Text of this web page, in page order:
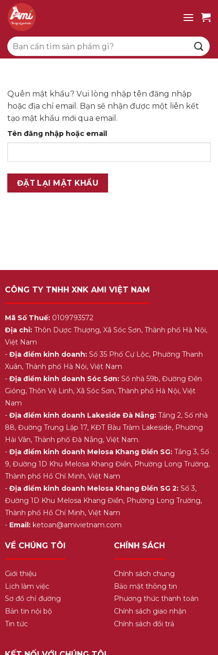
qua
dung
Tìm
kiếm:
Quên mật khẩu? Vui lòng nhập tên đăng nhập
hoặc địa chỉ email. Bạn sẽ nhận được một liên kết
tạo mật khẩu mới qua email.
Tên đăng nhập hoặc email
buộc
ĐẶT LẠI MẬT KHẨU
CÔNG TY TNHH XNK AMI VIỆT NAM
Mã Số Thuế:0109793572
Địa chỉ:Thôn Dược Thượng, Xã Sóc Sơn, Thành phố Hà Nội,
Việt Nam
- Địa điểm kinh doanh:Số 35 Phố Cự Lộc, Phường Thanh
Xuân, Thành phố Hà Nội, Việt Nam
- Địa điểm kinh doanh Sóc Sơn:Số nhà 59b, Đường Đền
Gióng, Thôn Vệ Linh, Xã Sóc Sơn, Thành phố Hà Nội, Việt
Nam
- Địa điểm kinh doanh Lakeside Đà Nẵng:Tầng 2, Số nhà
88, Đường Trung Lập 17, KĐT Bàu Tràm Lakeside, Phường
Hải Vân, Thành phố Đà Nẵng, Việt Nam.
- Địa điểm kinh doanh Melosa Khang Điền SG:Tầng 3, Số
9, Đường 1D Khu Melosa Khang Điền, Phường Long Trường,
Thành phố Hồ Chí Minh, Việt Nam
- Địa điểm kinh doanh Melosa Khang Điền SG 2:Số 3,
Đường 1D Khu Melosa Khang Điền, Phường Long Trường,
Thành phố Hồ Chí Minh, Việt Nam
- Email:ketoan@amivietnam.com
VỀ CHÚNG TÔI
Giới thiệu
Lịch làm việc
Sơ đồ chỉ đường
Bản tin nội bộ
Tin tức
CHÍNH SÁCH
Chính sách chung
Bảo mật thông tin
Phương thức thanh toán
Chính sách giao nhận
Chính sách đổi trả